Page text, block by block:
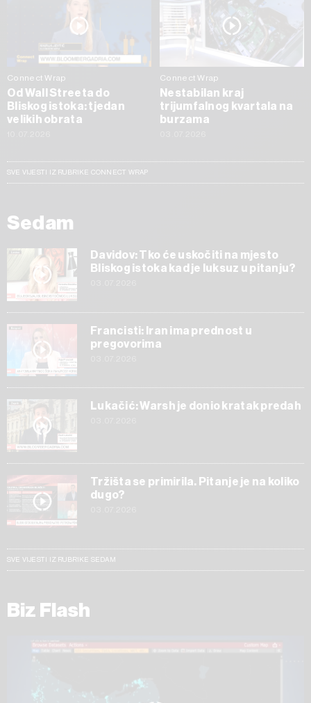
Connect Wrap
Od Wall Streeta do
Bliskog istoka: tjedan
velikih obrata
Connect Wrap
Nestabilan kraj
trijumfalnog kvartala na
burzama
SVE VIJESTI IZ RUBRIKE CONNECT WRAP
Sedam
Davidov: Tko će uskočiti na mjesto
Bliskog istoka kad je luksuz u pitanju?
Francisti: Iran ima prednost u
pregovorima
Lukačić: Warsh je donio kratak predah
Tržišta se primirila. Pitanje je na koliko
dugo?
SVE VIJESTI IZ RUBRIKE SEDAM
Biz Flash